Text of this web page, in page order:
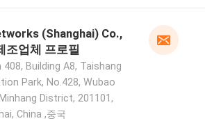
(Shanghai) Co.,
조업체 프로필
408, Building A8, Taishang
Park, No.428, Wubao
District, 201101,
China ,중국